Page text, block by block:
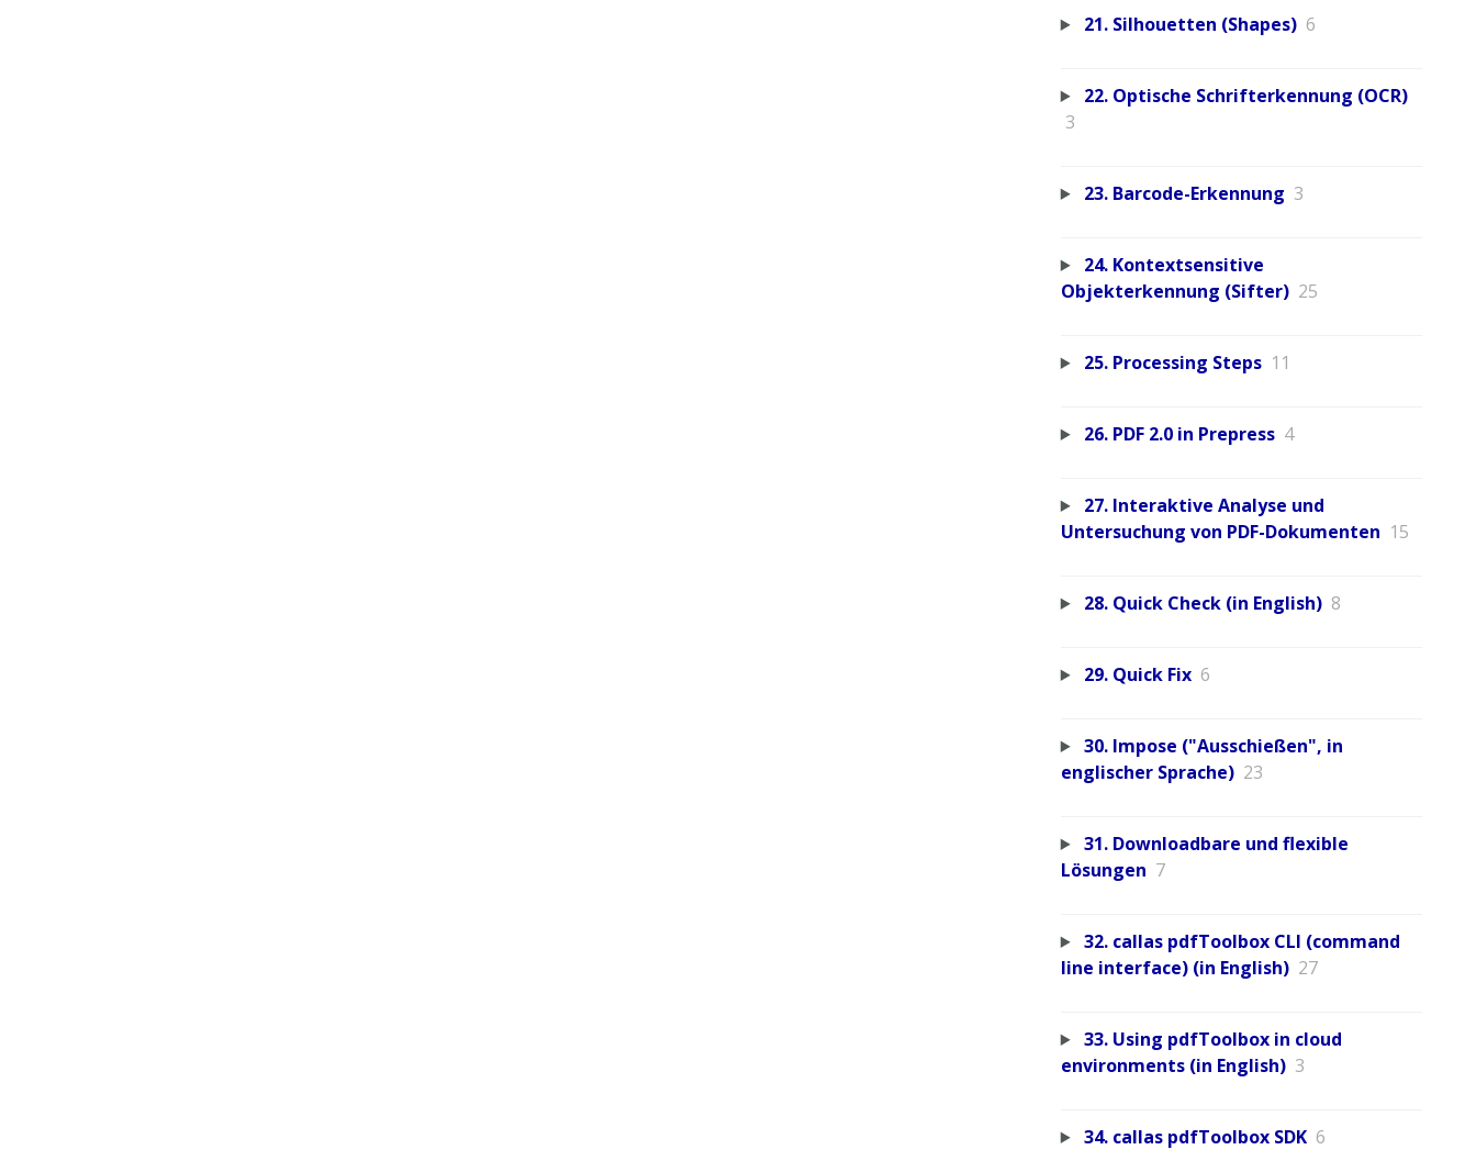
21. Silhouetten (Shapes) 6
22. Optische Schrifterkennung (OCR)
3
23. Barcode-Erkennung 3
24. Kontextsensitive
Objekterkennung (Sifter) 25
25. Processing Steps 11
26. PDF 2.0 in Prepress 4
27. Interaktive Analyse und
Untersuchung von PDF-Dokumenten 15
28. Quick Check (in English) 8
29. Quick Fix 6
30. Impose ("Ausschießen", in
englischer Sprache) 23
31. Downloadbare und flexible
Lösungen 7
32. callas pdfToolbox CLI (command
line interface) (in English) 27
33. Using pdfToolbox in cloud
environments (in English) 3
34. callas pdfToolbox SDK 6